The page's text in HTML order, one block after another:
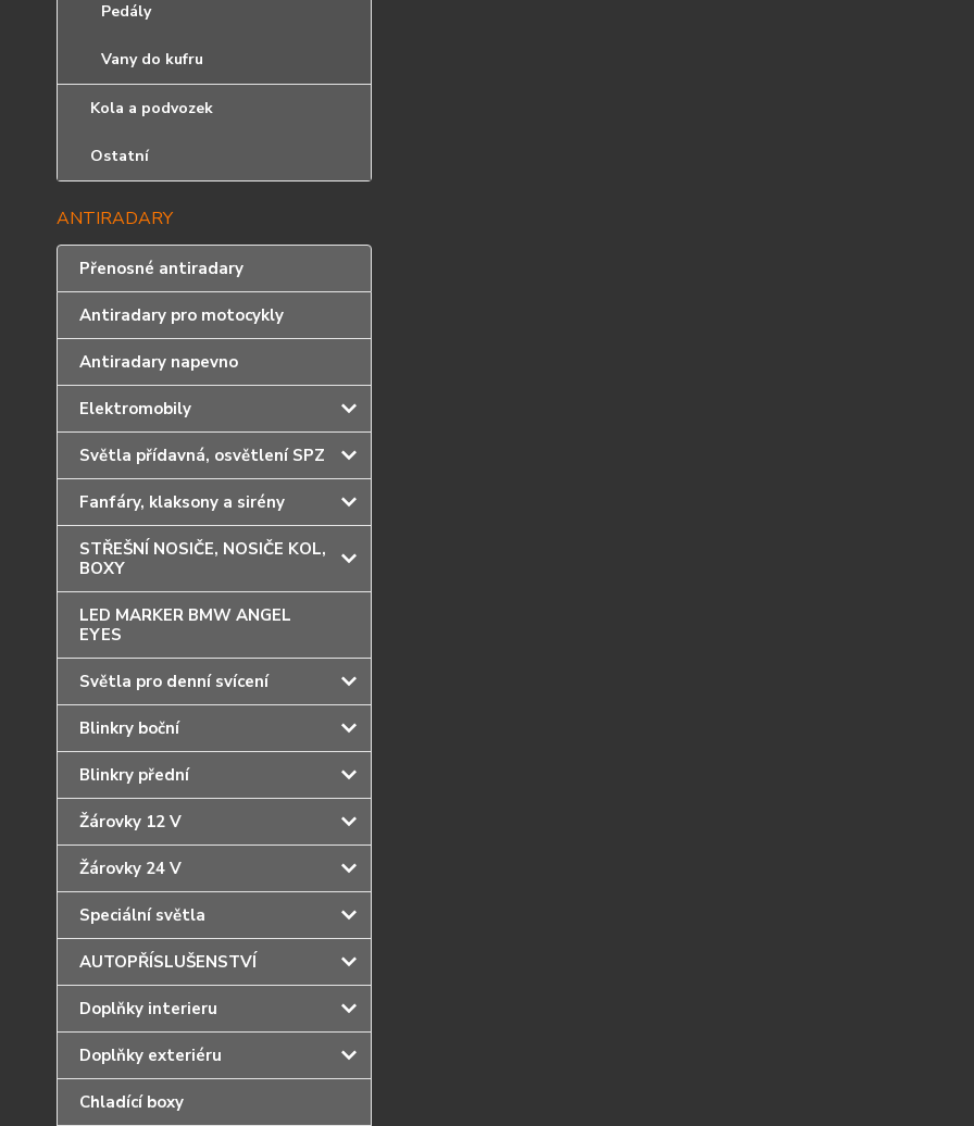
Pedály
Vany do kufru
Kola a podvozek
Ostatní
ANTIRADARY
Přenosné antiradary
Antiradary pro motocykly
Antiradary napevno
Elektromobily
Světla přídavná, osvětlení SPZ
Fanfáry, klaksony a sirény
STŘEŠNÍ NOSIČE, NOSIČE KOL,
BOXY
LED MARKER BMW ANGEL
EYES
Světla pro denní svícení
Blinkry boční
Blinkry přední
Žárovky 12 V
Žárovky 24 V
Speciální světla
AUTOPŘÍSLUŠENSTVÍ
Doplňky interieru
Doplňky exteriéru
Chladící boxy